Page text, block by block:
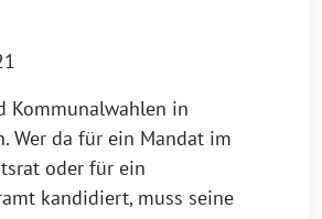
Kommunalwahlen in
Wer da für ein Mandat im
oder für ein
kandidiert, muss seine